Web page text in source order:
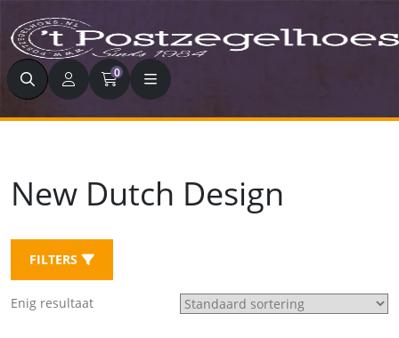
Zoeken 0
New Dutch Design
FILTERS
Enig resultaat